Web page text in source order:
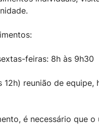
feiras: 8h às 9h30
12h) reunião de
é necessário que